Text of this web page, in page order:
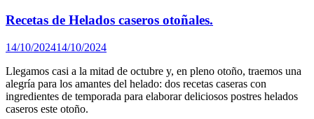
a
saludables
con
aguacate.
Recetas de Helados caseros otoñales.
14/10/202414/10/2024
Llegamos casi a la mitad de octubre y, en pleno otoño, traemos una
alegría para los amantes del helado: dos recetas caseras con
ingredientes de temporada para elaborar deliciosos postres helados
caseros este otoño.